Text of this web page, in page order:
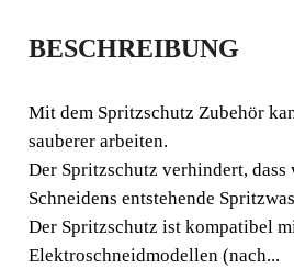
DS-N / DX /
ZUBEHÖR
SCHUTZ
SPRITZERN
Mit dem Spritzschutz Zubehör
sauberer arbeiten. Der
während des Schneidens
BESCHREIBUNG
Mit dem Spritzschutz Zubehör
sauberer arbeiten.
Der Spritzschutz verhindert, dass
Schneidens entstehende
Der Spritzschutz ist kompatibel
Elektroschneidmodellen (nach...